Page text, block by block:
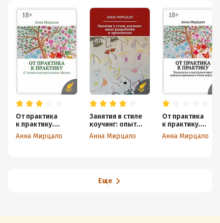
От практика
к практику.
17 техник
коучинга сезона
Анна Мирцало
Занятия в стиле
коучинг: опыт
разработки
и проведения
Анна Мирцало
От практика
к практику.
Технология
и
Анна Мирцало
Еще